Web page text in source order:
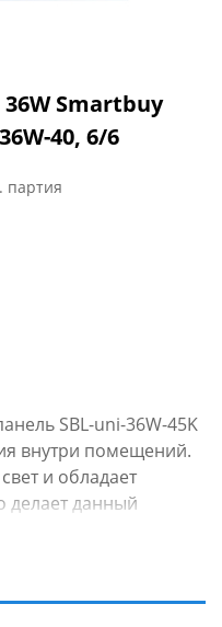
Smartbuy
40, 6/6
партия
SBL-uni-36W-45K
внутри помещений.
и обладает
делает данный
любых задач по
Светодиодная
позволяющей
способами